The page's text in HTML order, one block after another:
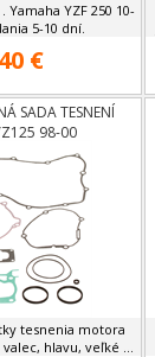
YZF 250 10-
5-10 dní.
€
SADA TESNENÍ
98-00
tesnenia motora
hlavu, veľké ...